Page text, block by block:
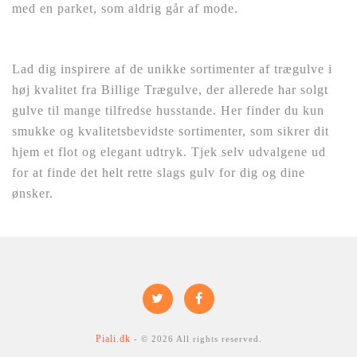
med en parket, som aldrig går af mode.
Lad dig inspirere af de unikke sortimenter af trægulve i
høj kvalitet fra Billige Trægulve, der allerede har solgt
gulve til mange tilfredse husstande. Her finder du kun
smukke og kvalitetsbevidste sortimenter, som sikrer dit
hjem et flot og elegant udtryk. Tjek selv udvalgene ud
for at finde det helt rette slags gulv for dig og dine
ønsker.
Piali.dk - © 2026 All rights reserved.